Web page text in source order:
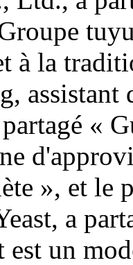
à la
assistant
«
», et le
a
est un